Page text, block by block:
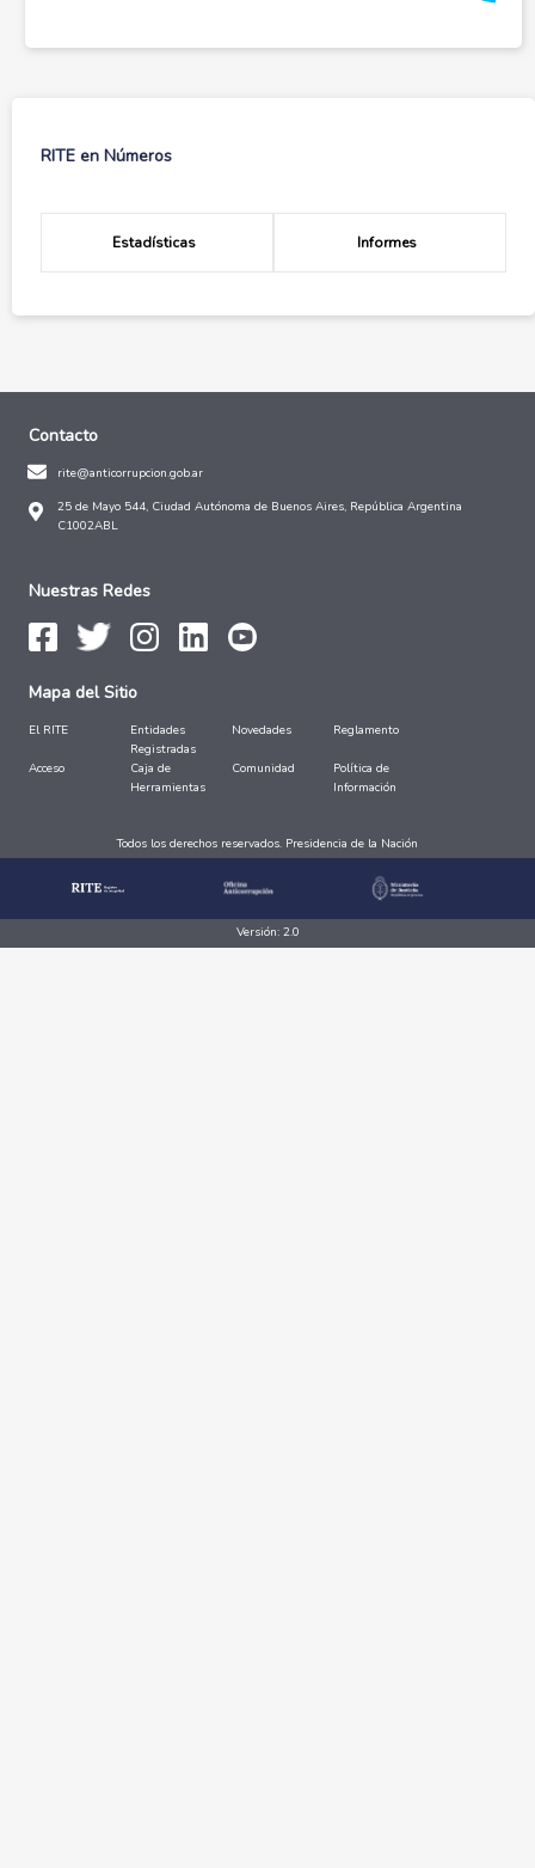
RITE en Números
Estadísticas Informes
Contacto
rite@anticorrupcion.gob.ar
25 de Mayo 544, Ciudad Autónoma de Buenos Aires, República Argentina
C1002ABL
Nuestras Redes
Mapa del Sitio
El RITE
Entidades
Registradas
Novedades Reglamento
Acceso
Caja de
Herramientas
Comunidad
Política de
Información
Todos los derechos reservados. Presidencia de la Nación
Versión: 2.0